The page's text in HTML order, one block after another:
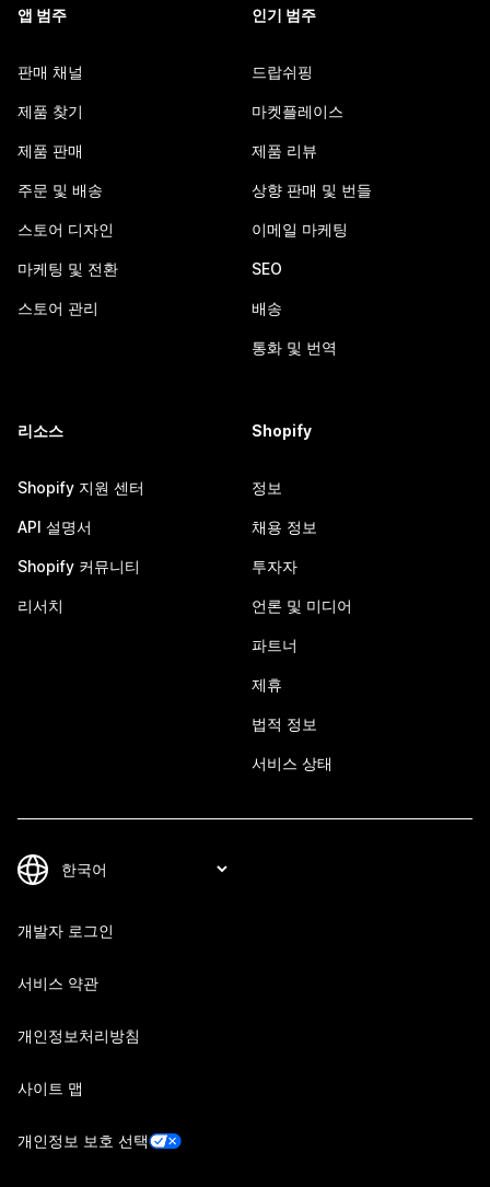
앱 범주
판매 채널
제품 찾기
제품 판매
주문 및 배송
스토어 디자인
마케팅 및 전환
스토어 관리
인기 범주
드랍쉬핑
마켓플레이스
제품 리뷰
상향 판매 및 번들
이메일 마케팅
SEO
배송
통화 및 번역
리소스
Shopify 지원 센터
API 설명서
Shopify 커뮤니티
리서치
Shopify
정보
채용 정보
투자자
언론 및 미디어
파트너
제휴
법적 정보
서비스 상태
개발자 로그인
서비스 약관
개인정보처리방침
사이트 맵
개인정보 보호 선택